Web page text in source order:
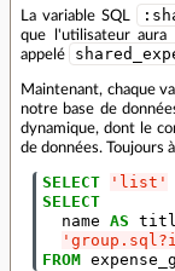
La variable SQL
que l'utilisateur
appelé
Maintenant, chaque
notre base de
dynamique, dont le
de données. Toujours
SELECT 'list'
SELECT
name AS
FROM